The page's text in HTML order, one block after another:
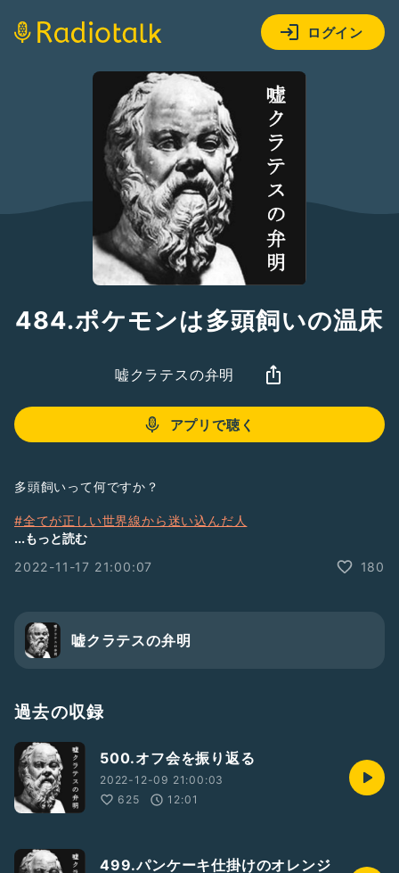
ログイン
484.ポケモンは多頭飼いの温床
嘘クラテスの弁明
アプリで聴く
多頭飼いって何ですか？
#全てが正しい世界線から迷い込んだ人
#嘘クラテス
#ペット
#猫
...もっと読む
2022-11-17 21:00:07
180
嘘クラテスの弁明
過去の収録
500.オフ会を振り返る
2022-12-09 21:00:03
625
12:01
499.パンケーキ仕掛けのオレンジ